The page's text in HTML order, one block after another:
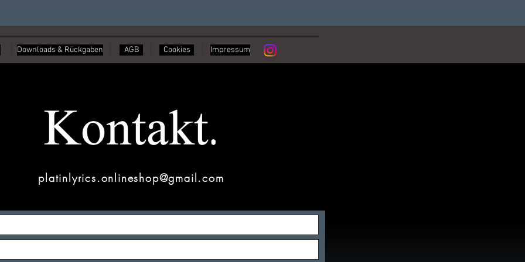
Downloads & Rückgaben AGB Cookies Impressum
Kontakt.
platinlyrics.onlineshop@gmail.com